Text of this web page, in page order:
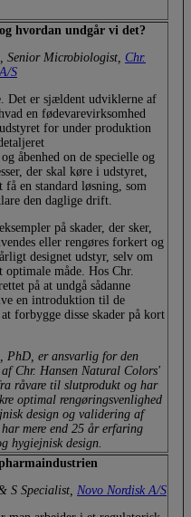
hvordan undgår vi det?
Senior Microbiologist, Chr.
S
Det er sjældent udviklerne af
en fødevarevirksomhed
for under produktion
åbenhed on de specielle og
der skal køre i udstyret,
en standard løsning, som
den daglige drift.
på skader, der sker,
eller rengøres forkert og
designet udstyr, selv om
optimale måde. Hos Chr.
på at undgå sådanne
en introduktion til de
forbygge disse skader på kort
PhD, er ansvarlig for den
Chr. Hansen Natural Colors'
råvare til slutprodukt og har
optimal rengøringsvenlighed
design og validering af
mere end 25 år erfaring
hygiejnisk design.
S Specialist, Novo Nordisk A/S